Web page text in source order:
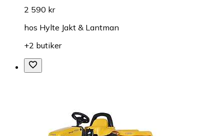
2 590 kr
hos Hylte Jakt & Lantman
+2 butiker